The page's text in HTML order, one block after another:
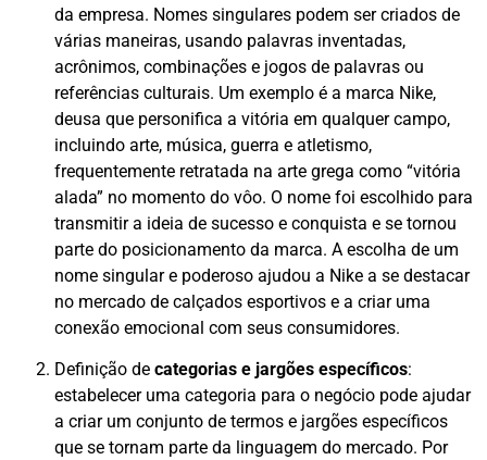
da empresa. Nomes singulares podem ser criados de
várias maneiras, usando palavras inventadas,
acrônimos, combinações e jogos de palavras ou
referências culturais. Um exemplo é a marca Nike,
deusa que personifica a vitória em qualquer campo,
incluindo arte, música, guerra e atletismo,
frequentemente retratada na arte grega como “vitória
alada” no momento do vôo. O nome foi escolhido para
transmitir a ideia de sucesso e conquista e se tornou
parte do posicionamento da marca. A escolha de um
nome singular e poderoso ajudou a Nike a se destacar
no mercado de calçados esportivos e a criar uma
conexão emocional com seus consumidores.
Definição de categorias e jargões específicos:
estabelecer uma categoria para o negócio pode ajudar
a criar um conjunto de termos e jargões específicos
que se tornam parte da linguagem do mercado. Por